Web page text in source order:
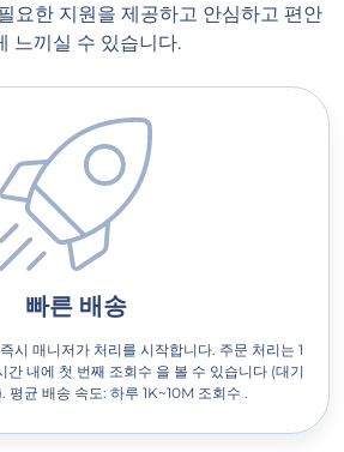
요한 지원을 제공하고 안심하고 편안
느끼실 수 있습니다.
빠른 배송
시 매니저가 처리를 시작합니다. 주문 처리는 1
간 내에 첫 번째 조회수 을 볼 수 있습니다 (대기
평균 배송 속도: 하루 1K~10M 조회수 .